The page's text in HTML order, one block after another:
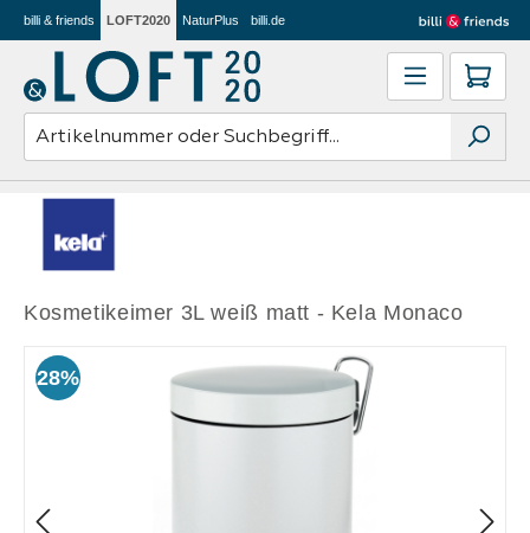
Zum Hauptinhalt springen
billi & friends LOFT2020 NaturPlus billi.de
28%
Bildergalerie überspringen
Kosmetikeimer 3L weiß matt - Kela Monaco